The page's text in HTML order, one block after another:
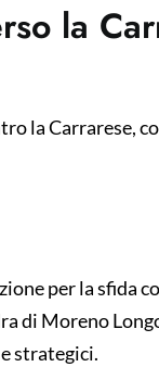
la
la Carrarese,
per la sfida
di Moreno
strategici.